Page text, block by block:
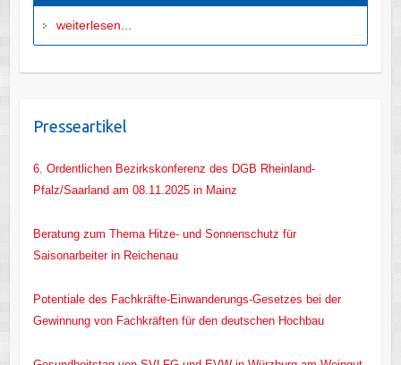
weiterlesen...
Presseartikel
6. Ordentlichen Bezirkskonferenz des DGB Rheinland-
Pfalz/Saarland am 08.11.2025 in Mainz
Beratung zum Thema Hitze- und Sonnenschutz für
Saisonarbeiter in Reichenau
Potentiale des Fachkräfte-Einwanderungs-Gesetzes bei der
Gewinnung von Fachkräften für den deutschen Hochbau